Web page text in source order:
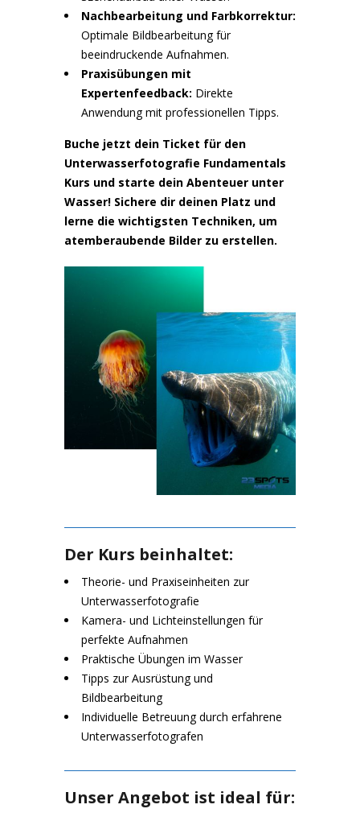
Nachbearbeitung und Farbkorrektur:
Optimale Bildbearbeitung für
beeindruckende Aufnahmen.
Praxisübungen mit
Expertenfeedback: Direkte
Anwendung mit professionellen Tipps.
Buche jetzt dein Ticket für den
Unterwasserfotografie Fundamentals
Kurs und starte dein Abenteuer unter
Wasser! Sichere dir deinen Platz und
lerne die wichtigsten Techniken, um
atemberaubende Bilder zu erstellen.
Der Kurs beinhaltet:
Theorie- und Praxiseinheiten zur
Unterwasserfotografie
Kamera- und Lichteinstellungen für
perfekte Aufnahmen
Praktische Übungen im Wasser
Tipps zur Ausrüstung und
Bildbearbeitung
Individuelle Betreuung durch erfahrene
Unterwasserfotografen
Unser Angebot ist ideal für: